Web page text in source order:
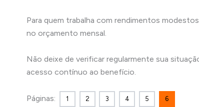
Para quem trabalha com rendimentos
no orçamento mensal.
Não deixe de verificar regularmente sua
acesso contínuo ao benefício.
Páginas: 1 2 3 4 5 6